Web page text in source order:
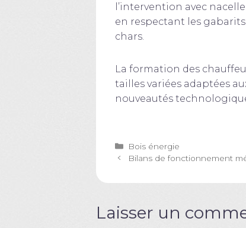
l’intervention avec
en respectant les
chars.
La formation des
tailles variées adaptées
nouveautés
Catégories
Bois énergie
Bilans de fonctionnement
Laisser un